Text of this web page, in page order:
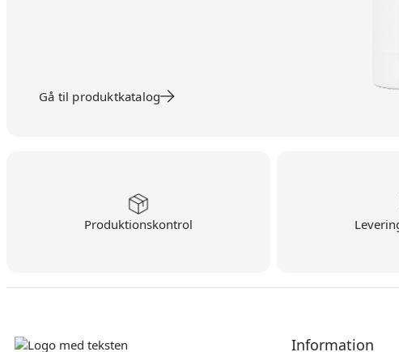
Gå til produktkatalog
Produktionskontrol
Information